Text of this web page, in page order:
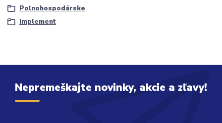
Poľnohospodárske
Implement
Nepremeškajte novinky, akcie a zľavy!